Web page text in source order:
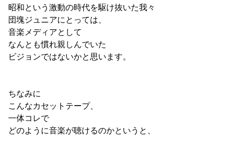
昭和という激動の時代を駆け抜いた我々
団塊ジュニアにとっては、
音楽メディアとして
なんとも慣れ親しんでいた
ビジョンではないかと思います。
ちなみに
こんなカセットテープ、
一体コレで
どのように音楽が聴けるのかというと、